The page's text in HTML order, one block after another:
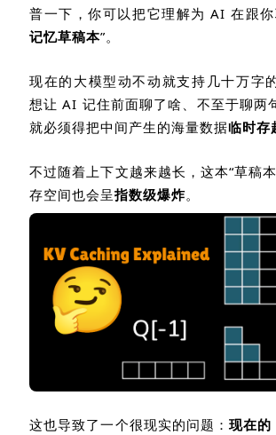
普一下，你可以把它理解为AI 在跟
记忆草稿本”。
现在的大模型动不动就支持几十万字
想让AI 记住前面聊了啥、不至于聊两
就必须得把中间产生的海量数据临时存
不过随着上下文越来越长，这本“草稿本
存空间也会呈指数级爆炸。
这也导致了一个很现实的问题：现在的